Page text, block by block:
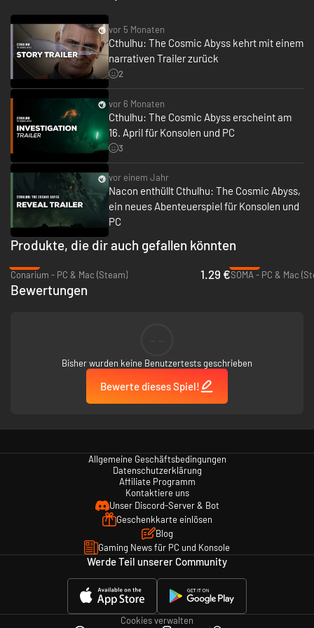
vor 5 Monaten
Cthulhu: The Cosmic Abyss kehrt mit einem
narrativen Trailer zurück
2
vor 6 Monaten
Cthulhu: The Cosmic Abyss erscheint am
16. April für Konsolen und PC
3
vor einem Jahr
Nacon enthüllt Cthulhu: The Cosmic Abyss,
ein neues Abenteuerspiel für Konsolen und
PC
Produkte, die dir auch gefallen könnten
Conarium - PC & Mac (Steam)
1.29 €SOMA - PC & Mac
Bewertungen
Bisher wurden keine Benutzertests geschrieben
Bewerte dieses Spiel!
Allgemeine Geschäftsbedingungen
Datenschutzerklärung
Affiliate Programm
Kontaktiere uns
Unser Discord-Server & Bot
Geschenkkarte einlösen
Blog
Gaming News für PC und Konsole
Werde Teil unserer Community
Cookies verwalten